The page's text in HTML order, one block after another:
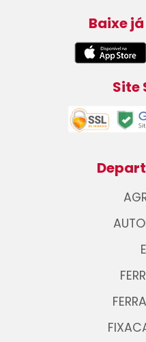
Baixe já
Site